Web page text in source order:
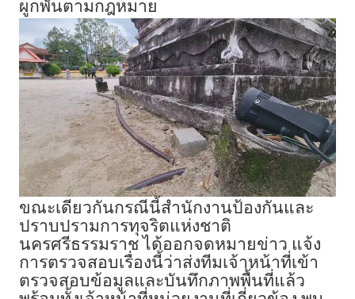
ผูกพันตามกฎหมาย
ขณะเดียวกันกรณีนี้สำนักงานป้องกันและ
ปราบปรามการทุจริตแห่งชาติ
นครศรีธรรมราช ได้ออกจดหมายข่าว แจ้ง
การตรวจสอบเรื่องนี้ว่าส่งทีมเจ้าหน้าที่เข้า
ตรวจสอบข้อมูลและบันทึกภาพพื้นที่แล้ว